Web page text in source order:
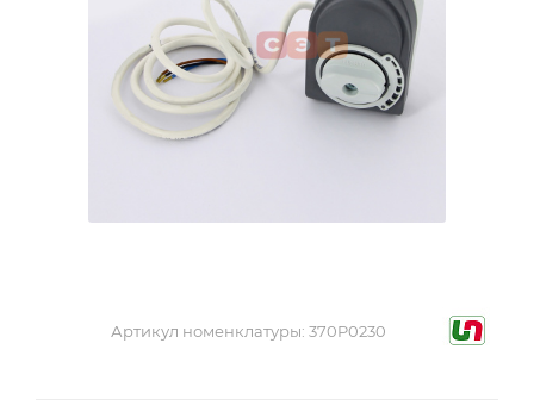
Артикул номенклатуры: 370P0230